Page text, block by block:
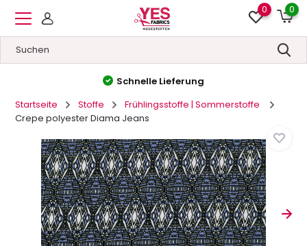
0 0
Hohe Qualität&Niedrige Preise
Startseite
Stoffe
Frühlingsstoffe | Sommerstoffe
Crepe polyester Diama Jeans